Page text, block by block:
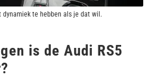
te hebben als je dat wil.
is de Audi RS5